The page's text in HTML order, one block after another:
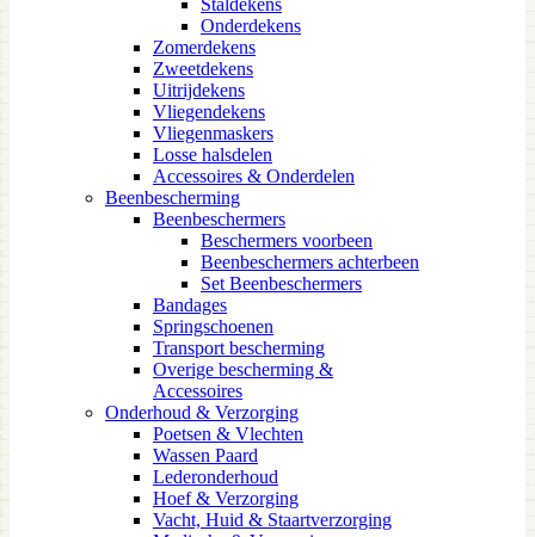
Onderdekens
Zomerdekens
Zweetdekens
Uitrijdekens
Vliegendekens
Vliegenmaskers
Losse halsdelen
Accessoires & Onderdelen
Beenbescherming
Beenbeschermers
Beschermers voorbeen
Beenbeschermers achterbeen
Set Beenbeschermers
Bandages
Springschoenen
Transport bescherming
Overige bescherming &
Accessoires
Onderhoud & Verzorging
Poetsen & Vlechten
Wassen Paard
Lederonderhoud
Hoef & Verzorging
Vacht, Huid & Staartverzorging